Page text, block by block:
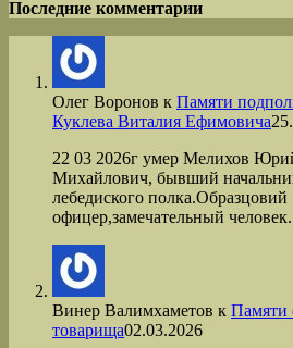
Последние комментарии
Олег Воронов к Памяти
Куклева Виталия Ефимовича
22 03 2026г умер Мелихов
Михайлович, бывший
лебедиского полка.Образцовий
офицер,замечательный человек.
Винер Валимхаметов к Памяти
товарища02.03.2026